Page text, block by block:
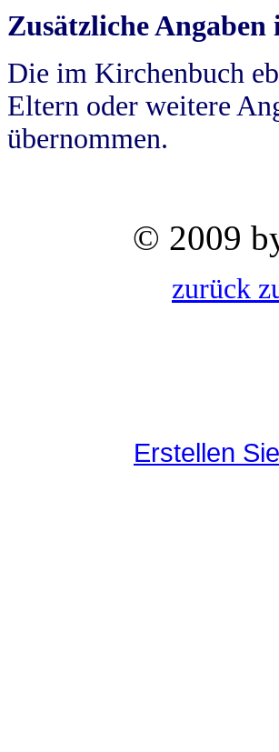
Zusätzliche
Die im Kirchenbuch
Eltern oder weitere
übernommen.
© 2009
zurück
Erstellen